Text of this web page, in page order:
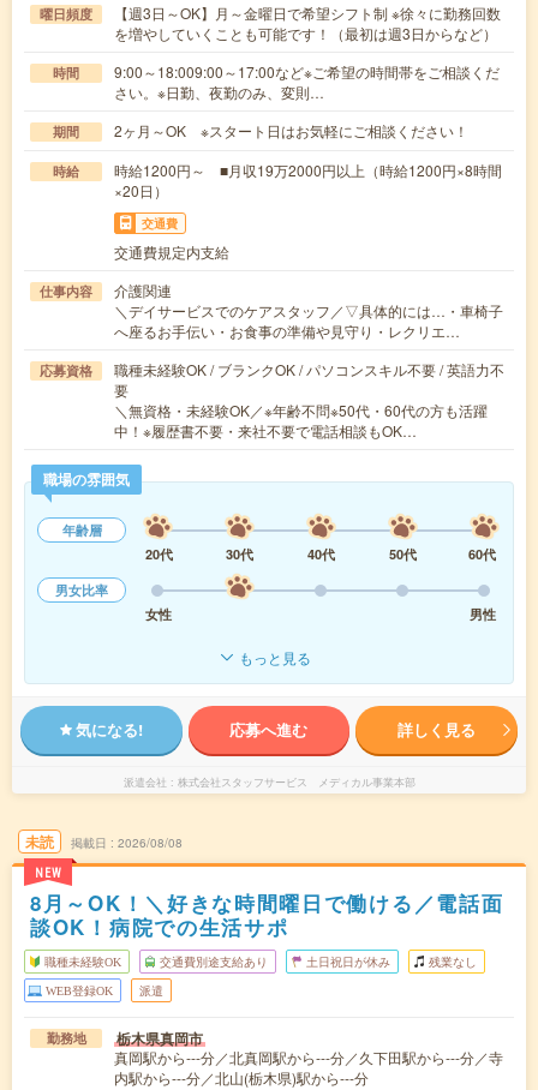
曜日頻度
【週3日～OK】月～金曜日で希望シフト制 ※徐々に勤務回数
を増やしていくことも可能です！（最初は週3日からなど）
時間
9:00～18:009:00～17:00など※ご希望の時間帯をご相談くだ
さい。※日勤、夜勤のみ、変則…
期間 2ヶ月～OK ※スタート日はお気軽にご相談ください！
時給
時給1200円～ ■月収19万2000円以上（時給1200円×8時間
×20日）
交通費
交通費規定内支給
仕事内容
介護関連
＼デイサービスでのケアスタッフ／▽具体的には…・車椅子
へ座るお手伝い・お食事の準備や見守り・レクリエ…
応募資格
職種未経験OK / ブランクOK / パソコンスキル不要 / 英語力不
要
＼無資格・未経験OK／※年齢不問※50代・60代の方も活躍
中！※履歴書不要・来社不要で電話相談もOK…
職場の雰囲気
年齢層
20代
30代 40代 50代
60代
男女比率
女性
男性
もっと見る
気になる! 応募へ進む 詳しく見る
派遣会社 株式会社スタッフサービス メディカル事業本部
未読
NEW
掲載日 2026/08/08
8月～OK！＼好きな時間曜日で働ける／電話面
談OK！病院での生活サポ
職種未経験OK 交通費別途支給あり 土日祝日が休み 残業なし
WEB登録OK 派遣
勤務地 栃木県真岡市
真岡駅から---分／北真岡駅から---分／久下田駅から---分／寺
内駅から---分／北山(栃木県)駅から---分